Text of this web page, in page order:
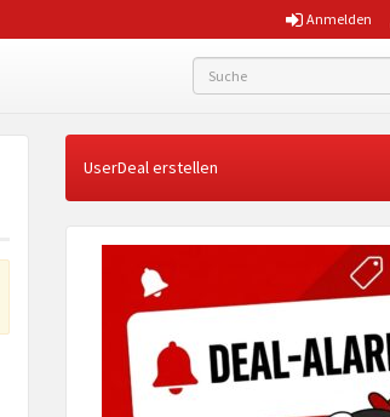
Anmelden
UserDeal erstellen